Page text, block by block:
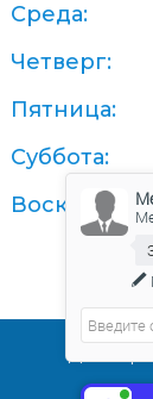
Среда:
Четверг:
Пятница:
Суббота:
Договор-